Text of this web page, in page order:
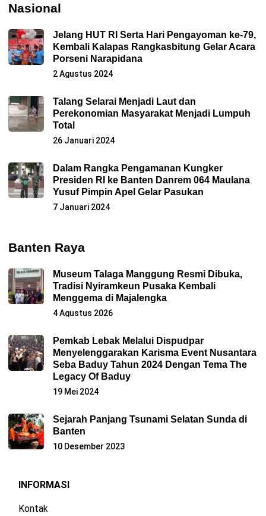
Nasional
Jelang HUT RI Serta Hari Pengayoman ke-79,
Kembali Kalapas Rangkasbitung Gelar Acara
Porseni Narapidana
2 Agustus 2024
Talang Selarai Menjadi Laut dan
Perekonomian Masyarakat Menjadi Lumpuh
Total
26 Januari 2024
Dalam Rangka Pengamanan Kungker
Presiden RI ke Banten Danrem 064 Maulana
Yusuf Pimpin Apel Gelar Pasukan
7 Januari 2024
Banten Raya
Museum Talaga Manggung Resmi Dibuka,
Tradisi Nyiramkeun Pusaka Kembali
Menggema di Majalengka
4 Agustus 2026
Pemkab Lebak Melalui Dispudpar
Menyelenggarakan Karisma Event Nusantara
Seba Baduy Tahun 2024 Dengan Tema The
Legacy Of Baduy
19 Mei 2024
Sejarah Panjang Tsunami Selatan Sunda di
Banten
10 Desember 2023
INFORMASI
Kontak